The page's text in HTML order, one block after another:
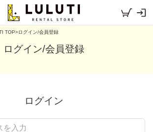
TOP>ログイン/会員登録
ログイン/会員登録
ログイン